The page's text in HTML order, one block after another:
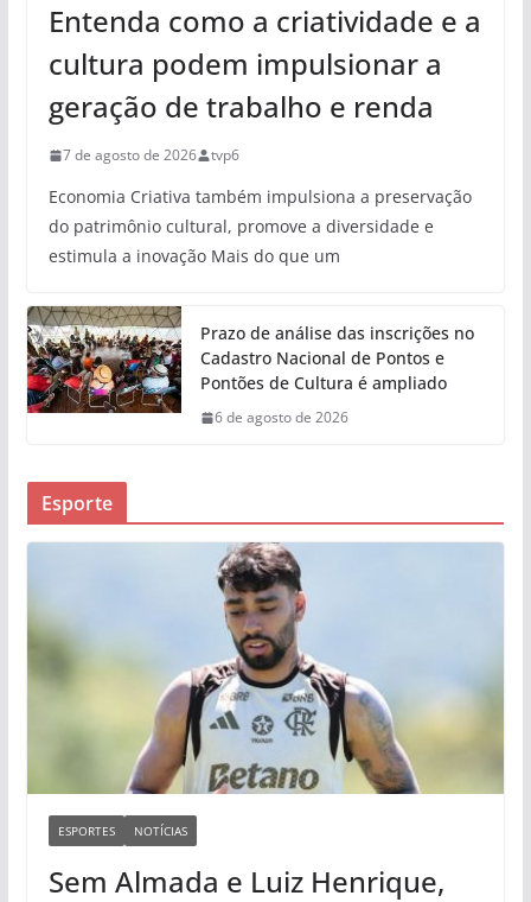
Entenda como a criatividade e a
cultura podem impulsionar a
geração de trabalho e renda
7 de agosto de 2026 tvp6
Economia Criativa também impulsiona a preservação
do patrimônio cultural, promove a diversidade e
estimula a inovação Mais do que um
Prazo de análise das inscrições no
Cadastro Nacional de Pontos e
Pontões de Cultura é ampliado
6 de agosto de 2026
Esporte
ESPORTES NOTÍCIAS
Sem Almada e Luiz Henrique,